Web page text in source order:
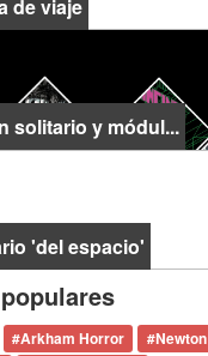
de viaje
solitario y módul...
'del espacio'
#Arkham Horror #Newton